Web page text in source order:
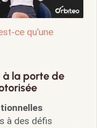
ce qu’une
à la porte de
à des défis